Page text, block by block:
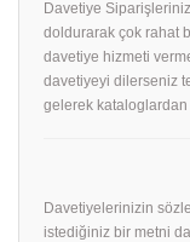
Davetiye
doldurarak çok rahat
davetiye hizmeti
davetiyeyi dilerseniz
gelerek
Davetiyelerinizin
istediğiniz bir metni